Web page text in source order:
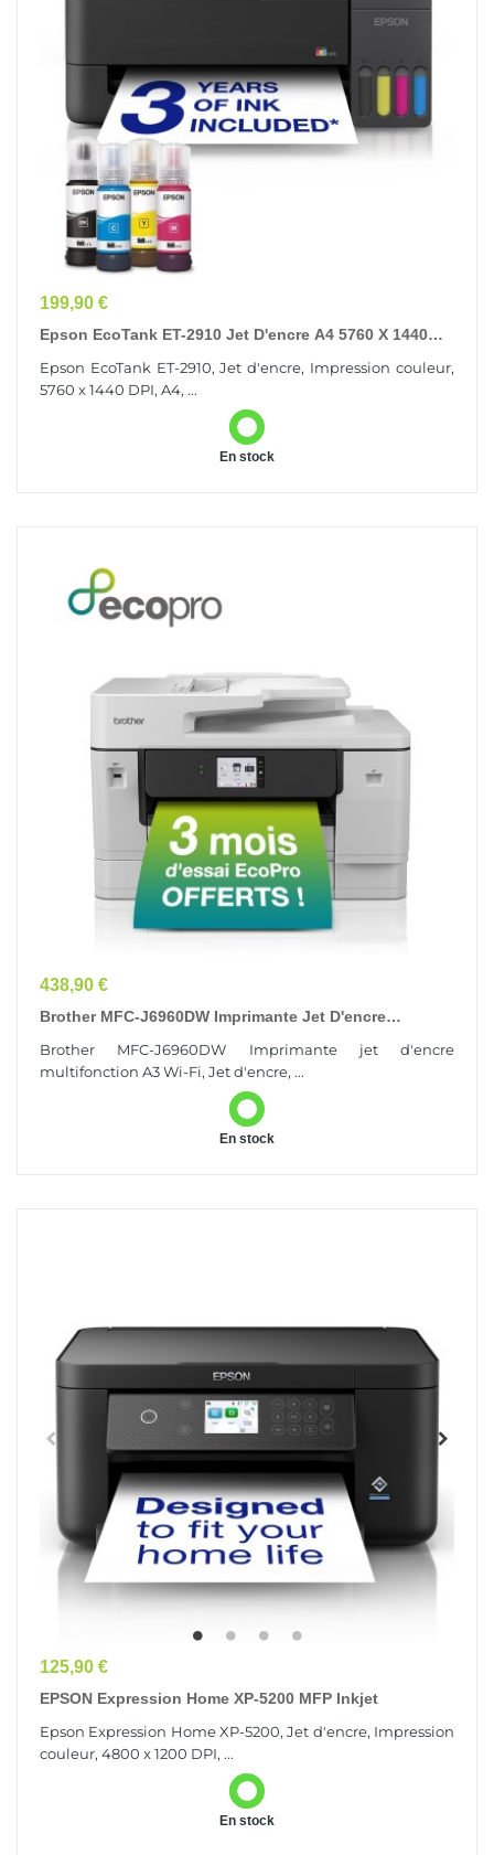
Prix
199,90 €
Epson EcoTank ET-2910 Jet D'encre A4 5760 X 1440
Epson EcoTank ET-2910, Jet d'encre, Impression couleur,
5760 x 1440 DPI, A4, ...
En stock
Prix
438,90 €
Brother MFC-J6960DW Imprimante Jet D'encre
Brother MFC-J6960DW Imprimante jet d'encre
multifonction A3 Wi-Fi, Jet d'encre, ...
En stock
Prix
125,90 €
EPSON Expression Home XP-5200 MFP Inkjet
Epson Expression Home XP-5200, Jet d'encre, Impression
couleur, 4800 x 1200 DPI, ...
En stock